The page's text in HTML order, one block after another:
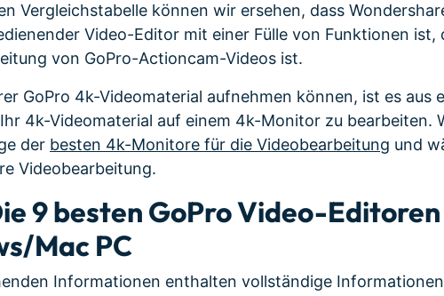
Vergleichstabelle können wir ersehen, dass
Video-Editor mit einer Fülle von Funktionen ist,
von GoPro-Actioncam-Videos ist.
GoPro 4k-Videomaterial aufnehmen können, ist es aus
4k-Videomaterial auf einem 4k-Monitor zu bearbeiten.
der besten 4k-Monitore für die Videobearbeitung und
Videobearbeitung.
9 besten GoPro Video-
Mac PC
Informationen enthalten vollständige